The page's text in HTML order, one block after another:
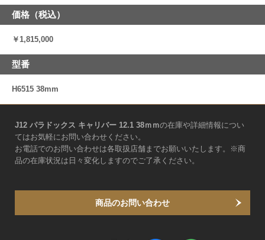
価格（税込）
￥1,815,000
型番
H6515 38mm
J12 パラドックス キャリバー 12.1 38ｍｍの在庫や詳細情報につい
てはお気軽にお問い合わせください。
お電話でのお問い合わせは各取扱店舗までお願いいたします。※商
品の在庫状況は日々変化しますのでご了承ください。
商品のお問い合わせ